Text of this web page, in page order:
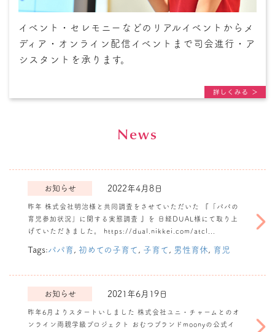
イベント・セレモニーなどのリアルイベントからメ
ディア・オンライン配信イベントまで司会進行・ア
シスタントを承ります。
News
2022年4月8日
お知らせ
昨年 株式会社明治様と共同調査をさせていただいた 『「パパの
育児参加状況」に関する実態調査 』を 日経DUAL様にて取り上
げていただきました。 https://dual.nikkei.com/atcl...
Tags:パパ育 , 初めての子育て , 子育て , 男性育休 , 育児
2021年6月19日
お知らせ
昨年6月よりスタートいしました 株式会社ユニ・チャームとのオ
ンライン両親学級プロジェクト おむつブランドmoonyの公式イ